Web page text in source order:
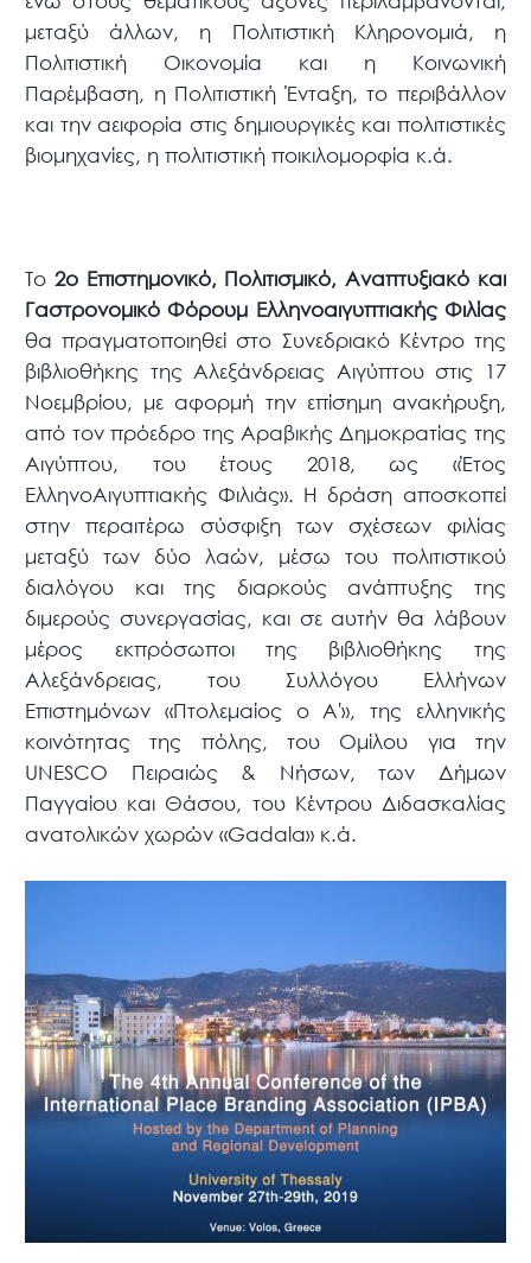
μεταξύ άλλων, η Πολιτιστική Κληρονομιά, η
Πολιτιστική Οικονομία και η Κοινωνική
Παρέμβαση, η Πολιτιστική Ένταξη, το περιβάλλον
και την αειφορία στις δημιουργικές και πολιτιστικές
βιομηχανίες, η πολιτιστική ποικιλομορφία κ.ά.
Το 2ο Επιστημονικό, Πολιτισμικό, Αναπτυξιακό και
Γαστρονομικό Φόρουμ Ελληνοαιγυπτιακής Φιλίας
θα πραγματοποιηθεί στο Συνεδριακό Κέντρο της
βιβλιοθήκης της Αλεξάνδρειας Αιγύπτου στις 17
Νοεμβρίου, με αφορμή την επίσημη ανακήρυξη,
από τον πρόεδρο της Αραβικής Δημοκρατίας της
Αιγύπτου, του έτους 2018, ως «Έτος
ΕλληνοΑιγυπτιακής Φιλιάς». Η δράση αποσκοπεί
στην περαιτέρω σύσφιξη των σχέσεων φιλίας
μεταξύ των δύο λαών, μέσω του πολιτιστικού
διαλόγου και της διαρκούς ανάπτυξης της
διμερούς συνεργασίας, και σε αυτήν θα λάβουν
μέρος εκπρόσωποι της βιβλιοθήκης της
Αλεξάνδρειας, του Συλλόγου Ελλήνων
Επιστημόνων «Πτολεμαίος ο Α'», της ελληνικής
κοινότητας της πόλης, του Ομίλου για την
UNESCO Πειραιώς & Νήσων, των Δήμων
Παγγαίου και Θάσου, του Κέντρου Διδασκαλίας
ανατολικών χωρών «Gadala» κ.ά.